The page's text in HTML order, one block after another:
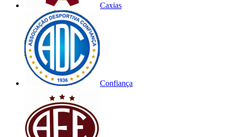
Caxias
Confiança